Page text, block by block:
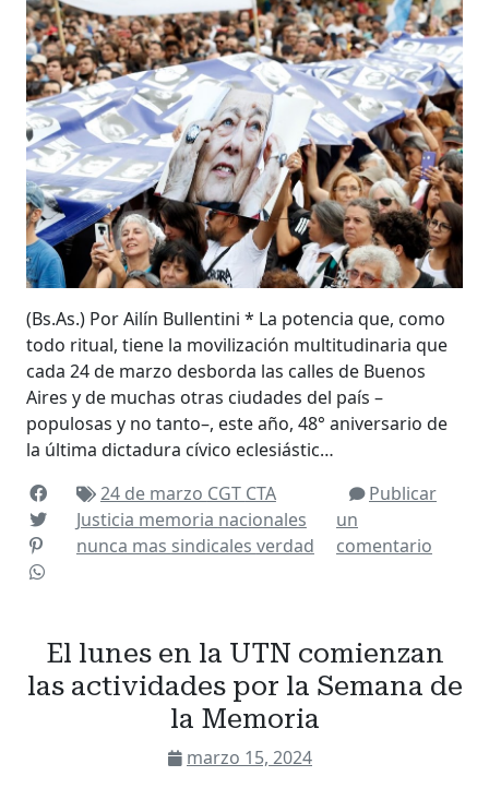
(Bs.As.) Por Ailín Bullentini * La potencia que, como
todo ritual, tiene la movilización multitudinaria que
cada 24 de marzo desborda las calles de Buenos
Aires y de muchas otras ciudades del país –
populosas y no tanto–, este año, 48° aniversario de
la última dictadura cívico eclesiástic…
24 de marzo CGT CTA
Justicia memoria nacionales
nunca mas sindicales verdad
Publicar
un
comentario
El lunes en la UTN comienzan
las actividades por la Semana de
la Memoria
marzo 15, 2024